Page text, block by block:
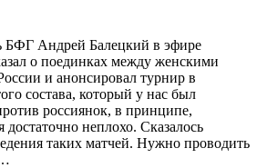
БФГ Андрей Балецкий в эфире
о поединках между женскими
и анонсировал турнир в
состава, который у нас был
россиянок, в принципе,
достаточно неплохо. Сказалось
таких матчей. Нужно проводить